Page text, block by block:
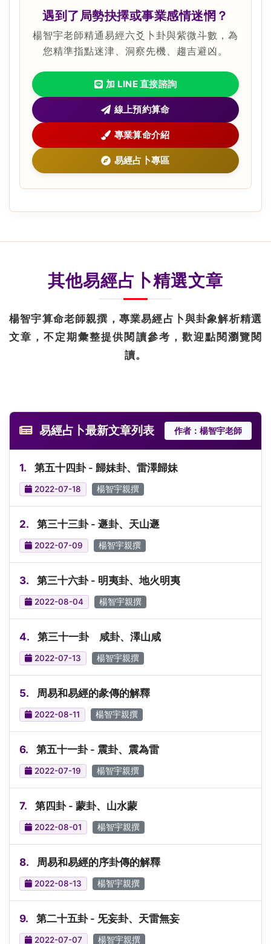
遇到了局勢抉擇或事業感情迷惘？
楊智宇老師精通易經六爻卜卦與紫微斗數，為
您精準指點迷津、洞察先機、趨吉避凶。
加 LINE 直接諮詢
線上預約算命
專業算命介紹
易經占卜專區
其他易經占卜精選文章
楊智宇算命老師親撰，專業易經占卜與卦象解析精選
文章，不定期彙整提供閱讀參考，歡迎點閱瀏覽閱
讀。
易經占卜最新文章列表 作者：楊智宇老師
1. 第五十四卦 - 歸妹卦、雷澤歸妹
2022-07-18 楊智宇親撰
2. 第三十三卦 - 遯卦、天山遯
2022-07-09 楊智宇親撰
3. 第三十六卦 - 明夷卦、地火明夷
2022-08-04 楊智宇親撰
4. 第三十一卦 咸卦、澤山咸
2022-07-13 楊智宇親撰
5. 周易和易經的彖傳的解釋
2022-08-11 楊智宇親撰
6. 第五十一卦 - 震卦、震為雷
2022-07-19 楊智宇親撰
7. 第四卦 - 蒙卦、山水蒙
2022-08-01 楊智宇親撰
8. 周易和易經的序卦傳的解釋
2022-08-13 楊智宇親撰
9. 第二十五卦 - 旡妄卦、天雷無妄
2022-07-07 楊智宇親撰